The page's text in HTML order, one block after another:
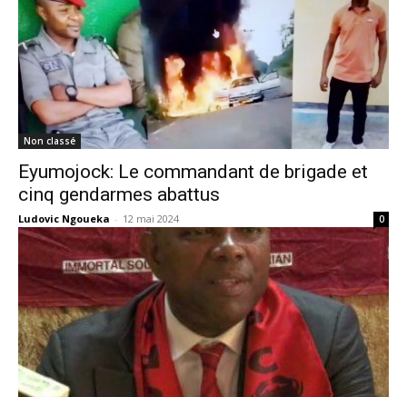
Non classé
Eyumojock: Le commandant de brigade et
cinq gendarmes abattus
Ludovic Ngoueka - 12 mai 2024 0